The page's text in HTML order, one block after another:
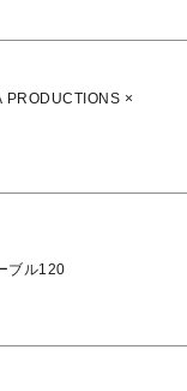
PRODUCTIONS ×
ブル120